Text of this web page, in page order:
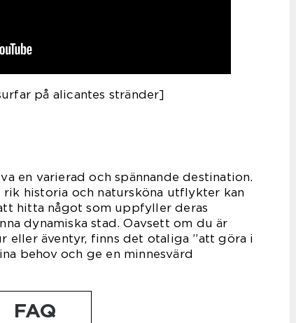
på alicantes stränder]
en varierad och spännande destination.
historia och natursköna utflykter kan
hitta något som uppfyller deras
dynamiska stad. Oavsett om du är
eller äventyr, finns det otaliga ”att göra i
behov och ge en minnesvärd
FAQ